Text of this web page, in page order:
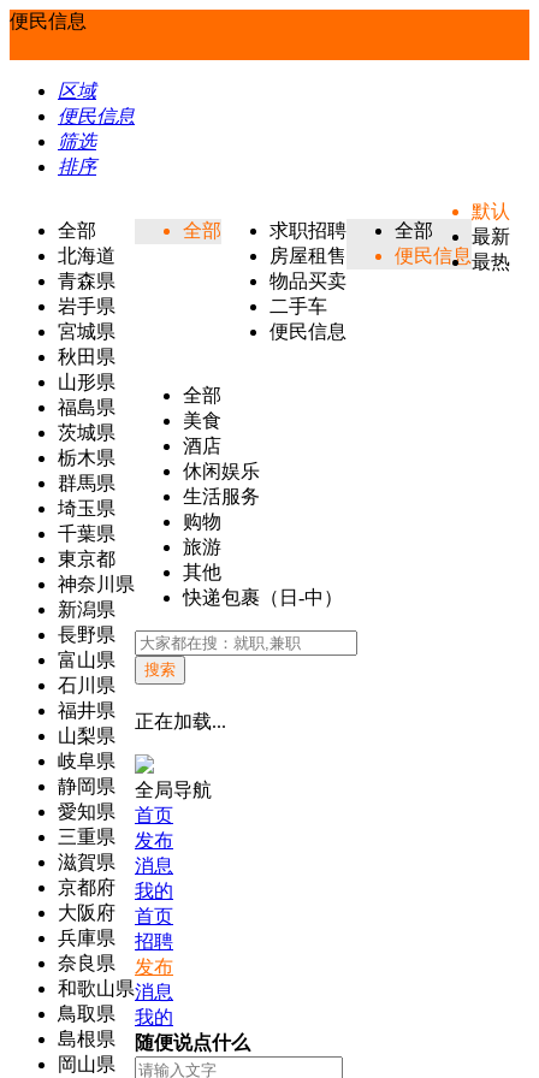
便民信息
区域
便民信息
筛选
排序
全部
北海道
青森県
岩手県
宮城県
秋田県
山形県
福島県
茨城県
栃木県
群馬県
埼玉県
千葉県
東京都
神奈川県
新潟県
長野県
富山県
石川県
福井県
山梨県
岐阜県
静岡県
愛知県
三重県
滋賀県
京都府
大阪府
兵庫県
奈良県
和歌山県
鳥取県
島根県
岡山県
全部
求职招聘
房屋租售
物品买卖
二手车
便民信息
全部
便民信息
全部
美食
酒店
休闲娱乐
生活服务
购物
旅游
其他
快递包裹（日-中）
默认
最新
最热
搜索
正在加载...
全局导航
首页
发布
消息
我的
首页
招聘
发布
消息
我的
随便说点什么